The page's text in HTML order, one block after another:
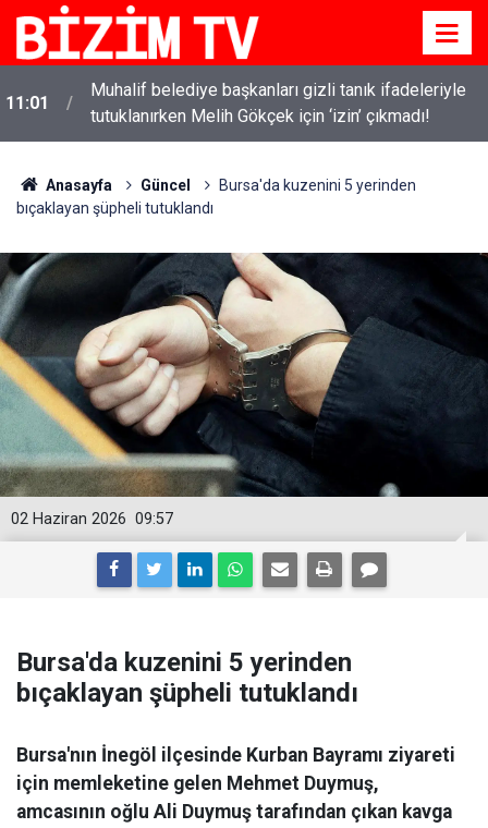
11:01
Muhalif belediye başkanları gizli tanık ifadeleriyle
tutuklanırken Melih Gökçek için ‘izin’ çıkmadı!
Anasayfa Güncel
Bursa'da kuzenini 5 yerinden
bıçaklayan şüpheli tutuklandı
09:57
02 Haziran 2026
Bursa'da kuzenini 5 yerinden
bıçaklayan şüpheli tutuklandı
Bursa'nın İnegöl ilçesinde Kurban Bayramı ziyareti
için memleketine gelen Mehmet Duymuş,
amcasının oğlu Ali Duymuş tarafından çıkan kavga